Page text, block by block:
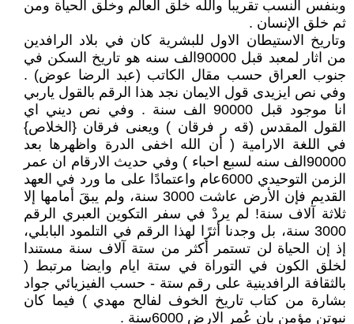
وبنفس النسب تقريبا والله خلق العالم وخلق الحياة ومن
ثم خلق الإنسان .
وتاريخ الاستيطان الاول للبشرية كان في بلاد الرافدين
من اثار لمعبد قبل 90000الف سنه هو تاريخ السكن في
جنوب العراق حسب مقال الكاتب (عبد الرضا عوض) .
وفي نص ايزيدى قول الايمان نجد هذا الرقم بالقول ياربي
انا موجود قبل 90000 الف سنة . وفي نص ديني اي
القول المقدس (قه ر فرقان ) ويعنى فرقان {الخلاص}
في اللغة الارامية ( أن الله اخفى الدرة واظهرها بعد
90000الف سنه لسبع احباء ) وفي حديث الارقام ان عمر
الزمن التوحيدي 6000عام واعتمادًا على ما ورد في العهد
القديم فإن الأرض عاشت 3000 سنة، ولم يبقَ أمامها إلا
ثلاثة آلاف سنة! لم يردْ في سفر التكوين العبري الرقم
3000 سنة، بل وجدنا أثرًا لهذا الرقم في التلمود البابلي،
إذ إن الحياة لن تستمر أكثر من ستة آلاف سنة مستندا
لخلق الكون في التوراة في ستة ايام وايضا مرتبط (
بالثقافة الرافدينية على رقم ستة - حسب الفيزيائي جواد
بشارة من كتاب تاريخ الخوف لفالح مهدي ) فيما كان
نيوتن مؤمن بان عُمر الارض 6000سنة .